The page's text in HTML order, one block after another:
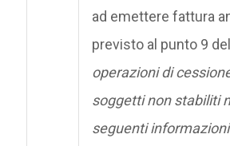
ad emettere fattura
previsto al punto 9
operazioni di
soggetti non stabiliti
seguenti